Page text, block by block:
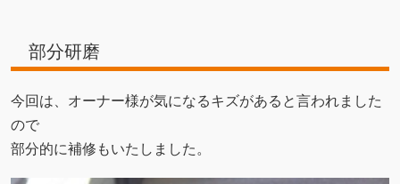
部分研磨
今回は、オーナー様が気になるキズがあると言われました
ので
部分的に補修もいたしました。